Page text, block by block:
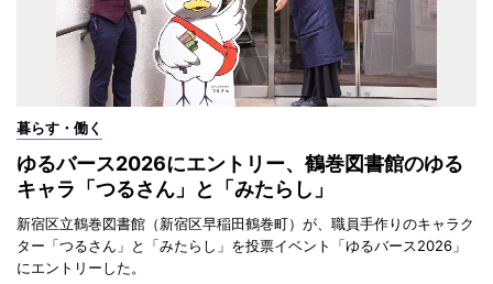
暮らす・働く
ゆるバース2026にエントリー、鶴巻図書館のゆる
キャラ「つるさん」と「みたらし」
新宿区立鶴巻図書館（新宿区早稲田鶴巻町）が、職員手作りのキャラク
ター「つるさん」と「みたらし」を投票イベント「ゆるバース2026」
にエントリーした。